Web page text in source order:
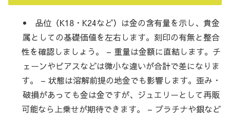
品位（K18・K24など）は金の含有量を示し、貴金
属としての基礎価値を左右します。刻印の有無と整合
性を確認しましょう。 – 重量は金額に直結します。チ
ェーンやピアスなどは微小な違いが合計で差になりま
す。 – 状態は溶解前提の地金でも影響します。歪み・
破損があっても金は金ですが、ジュエリーとして再販
可能なら上乗せが期待できます。 – プラチナや銀など